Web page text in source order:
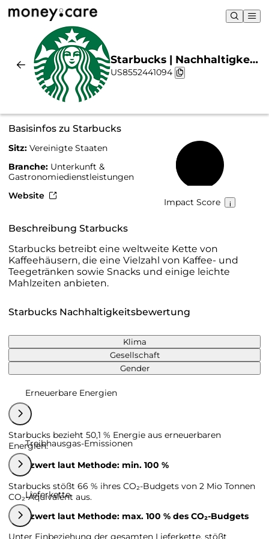
Starbucks | Nachhaltigkeit
& Chart
US8552441094
Basisinfos zu Starbucks
Sitz: Vereinigte Staaten
Branche: Unterkunft &
Gastronomiedienstleistungen
Website
Impact Score
Beschreibung Starbucks
Starbucks betreibt eine weltweite Kette von
Kaffeehäusern, die eine Vielzahl von Kaffee- und
Teegetränken sowie Snacks und einige leichte
Mahlzeiten anbieten.
Starbucks Nachhaltigkeitsbewertung
Klima
Gesellschaft
Gender
Erneuerbare Energien
Starbucks bezieht 50,1 % Energie aus erneuerbaren
Energien.
Grenzwert laut Methode: min. 100 %
Treibhausgas-Emissionen
Starbucks stößt 66 % ihres CO₂-Budgets von 2 Mio Tonnen
CO₂-Äquivalent aus.
Grenzwert laut Methode: max. 100 % des CO₂-Budgets
Lieferkette
Unter Einbeziehung der gesamten Lieferkette, stößt